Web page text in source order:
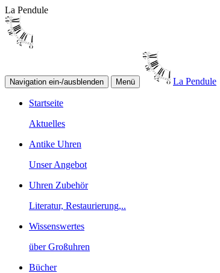
La Pendule
Navigation ein-/ausblenden Menü La Pendule
Startseite
Aktuelles
Antike Uhren
Unser Angebot
Uhren Zubehör
Literatur, Restaurierung,..
Wissenswertes
über Großuhren
Bücher